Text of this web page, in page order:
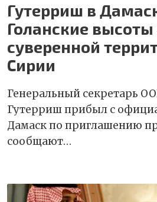
Гутерриш в
Голанские
суверенной
Сирии
Генеральный секретарь
Гутерриш прибыл с
Дамаск по приглашению
сообщают…